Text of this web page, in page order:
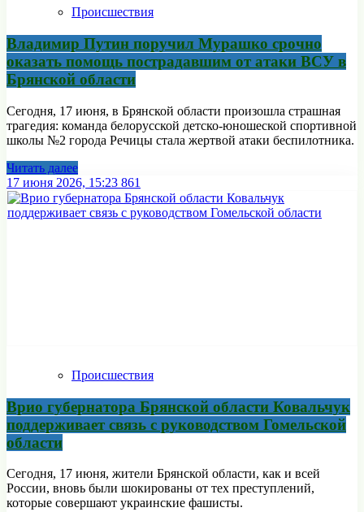
Происшествия
Владимир Путин поручил Мурашко срочно
оказать помощь пострадавшим от атаки ВСУ в
Брянской области
Сегодня, 17 июня, в Брянской области произошла страшная
трагедия: команда белорусской детско-юношеской спортивной
школы №2 города Речицы стала жертвой атаки беспилотника.
Читать далее
17 июня 2026, 15:23 861
Происшествия
Врио губернатора Брянской области Ковальчук
поддерживает связь с руководством Гомельской
области
Сегодня, 17 июня, жители Брянской области, как и всей
России, вновь были шокированы от тех преступлений,
которые совершают украинские фашисты.